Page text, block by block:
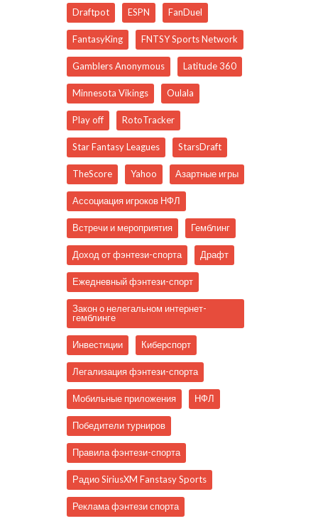
Draftpot ESPN FanDuel
FantasyKing FNTSY Sports Network
Gamblers Anonymous Latitude 360
Minnesota Vikings Oulala
Play off RotoTracker
Star Fantasy Leagues StarsDraft
TheScore Yahoo Азартные игры
Ассоциация игроков НФЛ
Встречи и мероприятия Гемблинг
Доход от фэнтези-спорта Драфт
Ежедневный фэнтези-спорт
Закон о нелегальном интернет-
гемблинге
Инвестиции Киберспорт
Легализация фэнтези-спорта
Мобильные приложения НФЛ
Победители турниров
Правила фэнтези-спорта
Радио SiriusXM Fanstasy Sports
Реклама фэнтези спорта